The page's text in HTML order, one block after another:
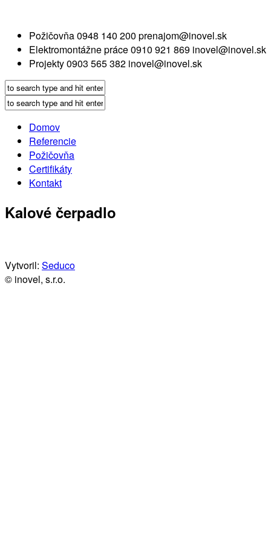
Požičovňa0948 140 200 prenajom@inovel.sk
Elektromontážne práce0910 921 869 inovel@inovel.sk
Projekty0903 565 382 inovel@inovel.sk
Domov
Referencie
Požičovňa
Certifikáty
Kontakt
Kalové čerpadlo
Vytvoril: Seduco
© inovel, s.r.o.